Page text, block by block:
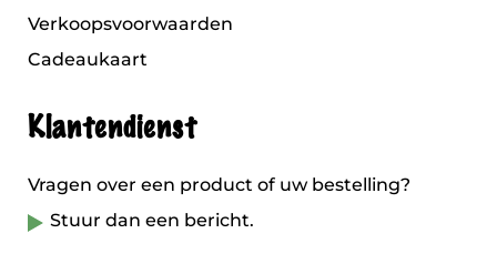
Verkoopsvoorwaarden
Cadeaukaart
Klantendienst
Vragen over een product of uw bestelling?
Stuur dan een bericht.